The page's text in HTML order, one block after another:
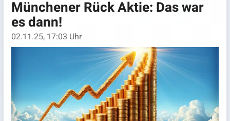
Münchener Rück Aktie: Das war
es dann!
02.11.25, 17:03 Uhr